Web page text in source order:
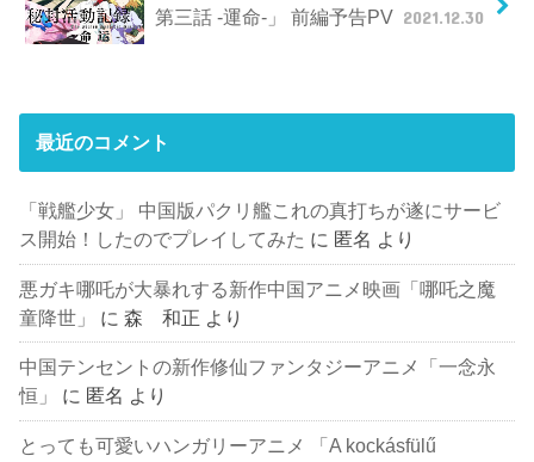
第三話 -運命-」 前編予告PV 2021.12.30
最近のコメント
「戦艦少女」 中国版パクリ艦これの真打ちが遂にサービ
ス開始！したのでプレイしてみた に 匿名 より
悪ガキ哪吒が大暴れする新作中国アニメ映画「哪吒之魔
童降世」
に森 和正 より
中国テンセントの新作修仙ファンタジーアニメ「一念永
恒」
に 匿名 より
とっても可愛いハンガリーアニメ 「A kockásfülű